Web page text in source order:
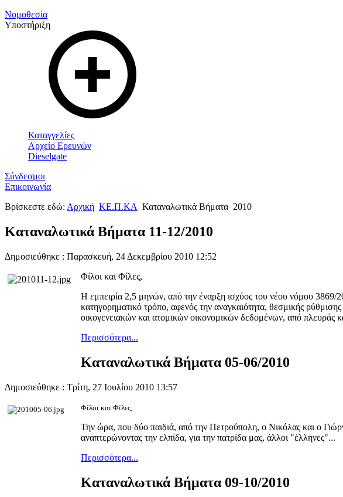
Νομοθεσία
Υποστήριξη
Καταγγελίες
Αρχείο Ερευνών
Dieselgate
Σύνδεσμοι
Επικοινωνία
Βρίσκεστε εδώ: Αρχική ΚΕ.Π.ΚΑ Καταναλωτικά Βήματα 2010
Καταναλωτικά Βήματα 11-12/2010
Δημοσιεύθηκε : Παρασκευή, 24 Δεκεμβρίου 2010 12:52
Φίλοι και Φίλες,
Η εμπειρία 2,5 μηνών, από την έναρξη ισχύος του νέου νόμου
κατηγορηματικό τρόπο, αφενός την αναγκαιότητα, θεσμικής
οικογενειακών και ατομικών οικονομικών δεδομένων, από πλευράς
Περισσότερα...
Καταναλωτικά Βήματα 05-06/2010
Δημοσιεύθηκε : Τρίτη, 27 Ιουλίου 2010 13:57
Φίλοι και Φίλες,
Την ώρα, που δύο παιδιά, από την Πετρούπολη, ο Νικόλας και ο
αναπτερώνοντας την ελπίδα, για την πατρίδα μας, άλλοι "έλληνες"...
Περισσότερα...
Καταναλωτικά Βήματα 09-10/2010